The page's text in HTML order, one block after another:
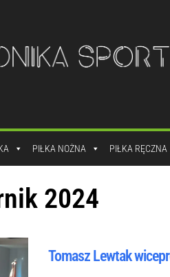
PIŁKA NOŻNA PIŁKA RĘCZNA
2024
Tomasz Lewtak